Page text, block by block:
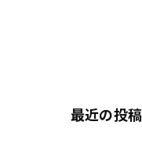
最近の投稿